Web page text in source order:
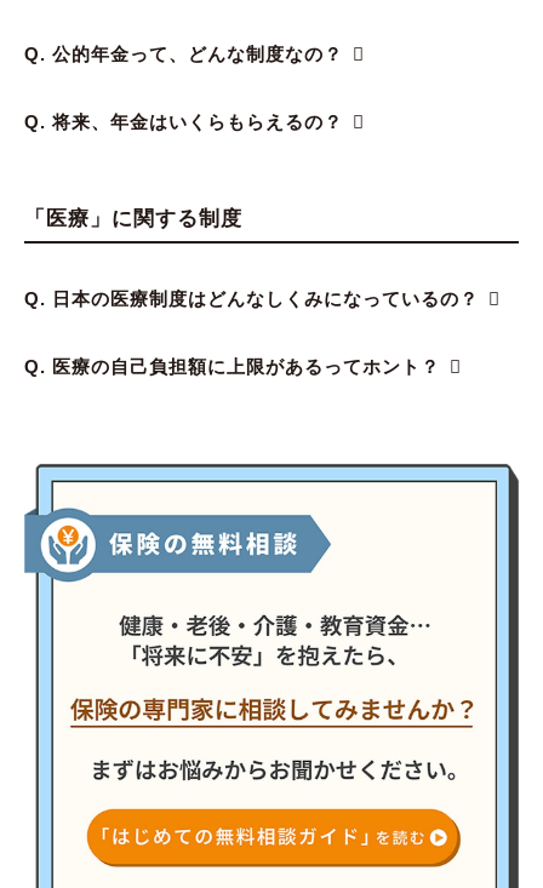
Q. 公的年金って、どんな制度なの？
Q. 将来、年金はいくらもらえるの？
「医療」に関する制度
Q. 日本の医療制度はどんなしくみになっているの？
Q. 医療の自己負担額に上限があるってホント？